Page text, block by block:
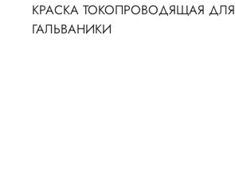
КРАСКА ТОКОПРОВОДЯЩАЯ ДЛЯ
ГАЛЬВАНИКИ